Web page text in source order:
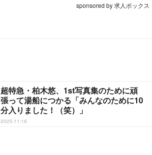
sponsored by 求人ボックス
超特急・柏木悠、1st写真集のために頑
張って湯船につかる「みんなのために10
分入りました！（笑）」
2025-11-16